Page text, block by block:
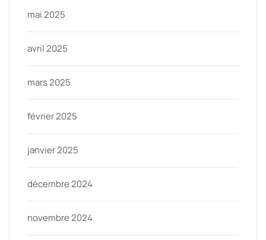
mai 2025
avril 2025
mars 2025
février 2025
janvier 2025
décembre 2024
novembre 2024